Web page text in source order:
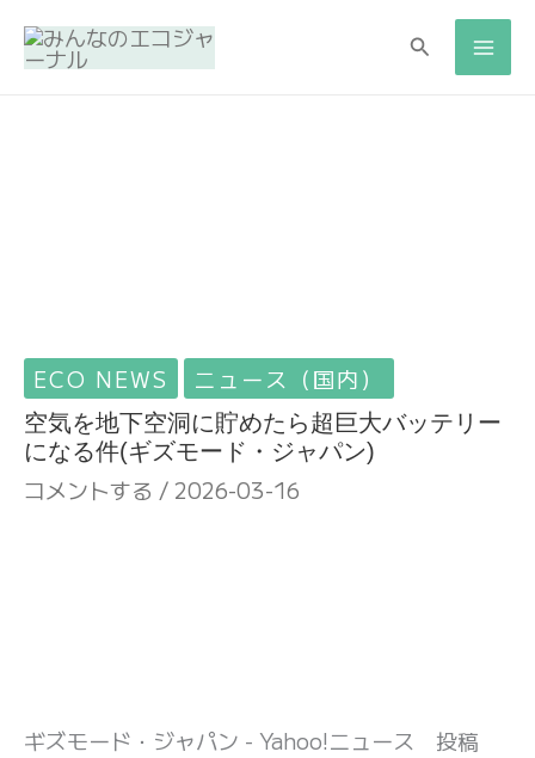
検
ECO NEWS ニュース（国内）
空気を地下空洞に貯めたら超巨大バッテリー
になる件(ギズモード・ジャパン)
コメントする / 2026-03-16
ギズモード・ジャパン - Yahoo!ニュース 投稿
検
索